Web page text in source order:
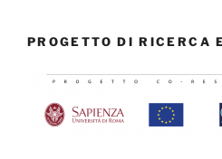
PROGETTO DI RICERCA